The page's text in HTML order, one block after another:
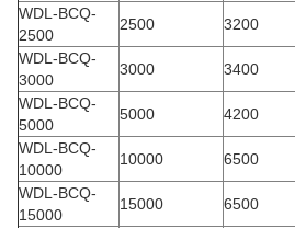
WDL-BCQ-
2500
2500 3200
WDL-BCQ-
3000
3000 3400
WDL-BCQ-
5000
5000 4200
WDL-BCQ-
10000
10000 6500
WDL-BCQ-
15000
15000 6500